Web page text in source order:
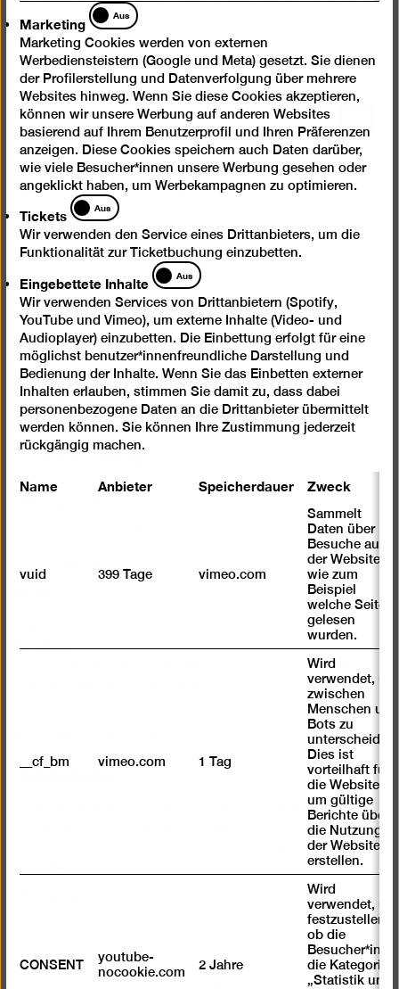
oben
InstagramFacebookYouTubeSpotify
Presse
Newsletter
Fragen & Antworten
Kontakt
Impressum
Digitale Barrierefreiheit
Datenschutz
Jobs
Cookie-Einstellungen
Öffnungszeiten
Ermäßigt 7 €
Happy Wednesday: Ermäßigter Eintritt (7 €) für alle an
Tickets kaufen
Ticketkooperation Jüdisches Museum Berlin:
Ermäßigter Eintritt gegen Vorlage eines Tickets des
Jüdischen Museums. Dieses Angebot gilt auch
(P) (WC)
Berlinische Galerie
Marketing
Marketing
Aus
Marketing Cookies werden von externen
Werbediensteistern (Google und Meta) gesetzt. Sie dienen
der Profilerstellung und Datenverfolgung über mehrere
Websites hinweg. Wenn Sie diese Cookies akzeptieren,
können wir unsere Werbung auf anderen Websites
basierend auf Ihrem Benutzerprofil und Ihren Präferenzen
anzeigen. Diese Cookies speichern auch Daten darüber,
wie viele Besucher*innen unsere Werbung gesehen oder
angeklickt haben, um Werbekampagnen zu optimieren.
Tickets
Tickets
Aus
Wir verwenden den Service eines Drittanbieters, um die
Funktionalität zur Ticketbuchung einzubetten.
Eingebettete Inhalte
Eingebettete
Inhalte
Aus
Wir verwenden Services von Drittanbietern (Spotify,
YouTube und Vimeo), um externe Inhalte (Video- und
Audioplayer) einzubetten. Die Einbettung erfolgt für eine
möglichst benutzer*innenfreundliche Darstellung und
Bedienung der Inhalte. Wenn Sie das Einbetten externer
Inhalten erlauben, stimmen Sie damit zu, dass dabei
personenbezogene Daten an die Drittanbieter übermittelt
werden können. Sie können Ihre Zustimmung jederzeit
rückgängig machen.
Name Anbieter Speicherdauer Zweck
vuid 399 Tage vimeo.com
Sammelt
Daten über
Besuche auf
der Website,
wie zum
Beispiel
welche Seiten
gelesen
wurden.
__cf_bm vimeo.com 1 Tag
Wird
verwendet, um
zwischen
Menschen und
Bots zu
unterscheiden.
Dies ist
vorteilhaft für
die Website,
um gültige
Berichte über
die Nutzung
der Website zu
erstellen.
CONSENT
youtube-
nocookie.com
2 Jahre
Wird
verwendet, um
festzustellen ,
ob die
Besucher*in
die Kategorie
„Statistik und